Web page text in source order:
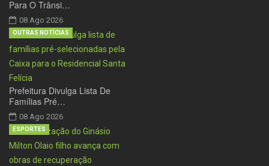
Para O Trânsi…
08 Ago 2026
Prefeitura Divulga Lista De
Famílias Pré…
08 Ago 2026
OUTRAS NOTÍCIAS
ESPORTES